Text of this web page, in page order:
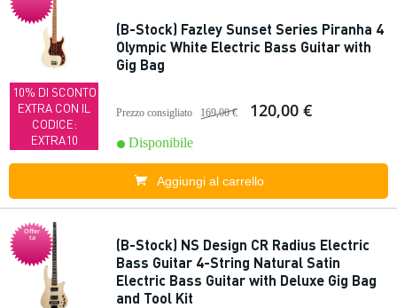
10% DI SCONTO
EXTRA CON IL
CODICE:
EXTRA10
(B-Stock) Fazley Sunset Series Piranha 4
Olympic White Electric Bass Guitar with
Gig Bag
Prezzo consigliato 169,00 € 120,00 €
Disponibile
Aggiungi al carrello
Offer
ta
(B-Stock) NS Design CR Radius Electric
Bass Guitar 4-String Natural Satin
Electric Bass Guitar with Deluxe Gig Bag
and Tool Kit